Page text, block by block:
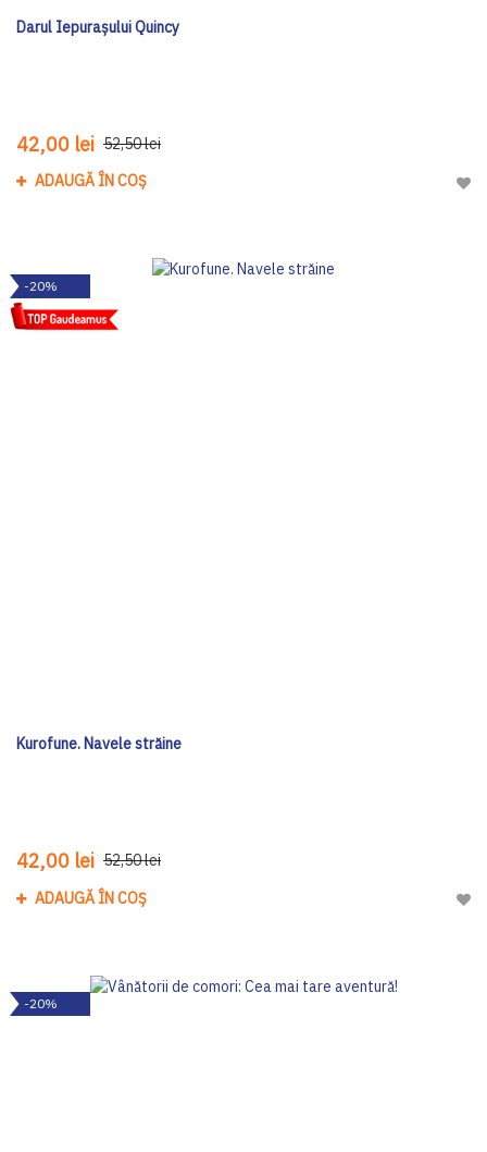
Darul Iepurașului Quincy
42,00 lei 52,50 lei
ADAUGĂ ÎN COȘ
-20%
Kurofune. Navele străine
42,00 lei 52,50 lei
ADAUGĂ ÎN COȘ
-20%